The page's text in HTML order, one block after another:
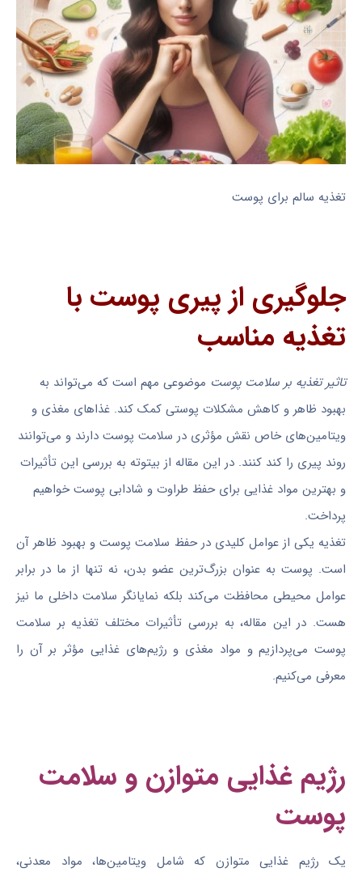
تغذیه سالم برای پوست
جلوگیری از پیری پوست با
تغذیه مناسب
تاثیر تغذیه بر سلامت پوست موضوعی مهم است که می‌تواند به
بهبود ظاهر و کاهش مشکلات پوستی کمک کند. غذاهای مغذی و
ویتامین‌های خاص نقش مؤثری در سلامت پوست دارند و می‌توانند
روند پیری را کند کنند. در این مقاله از بیتوته به بررسی این تأثیرات
و بهترین مواد غذایی برای حفظ طراوت و شادابی پوست خواهیم
پرداخت.
تغذیه یکی از عوامل کلیدی در حفظ سلامت پوست و بهبود ظاهر آن
است. پوست به عنوان بزرگ‌ترین عضو بدن، نه تنها از ما در برابر
عوامل محیطی محافظت می‌کند بلکه نمایانگر سلامت داخلی ما نیز
هست. در این مقاله، به بررسی تأثیرات مختلف تغذیه بر سلامت
پوست می‌پردازیم و مواد مغذی و رژیم‌های غذایی مؤثر بر آن را
معرفی می‌کنیم.
رژیم غذایی متوازن و سلامت
پوست
یک رژیم غذایی متوازن که شامل ویتامین‌ها، مواد معدنی،